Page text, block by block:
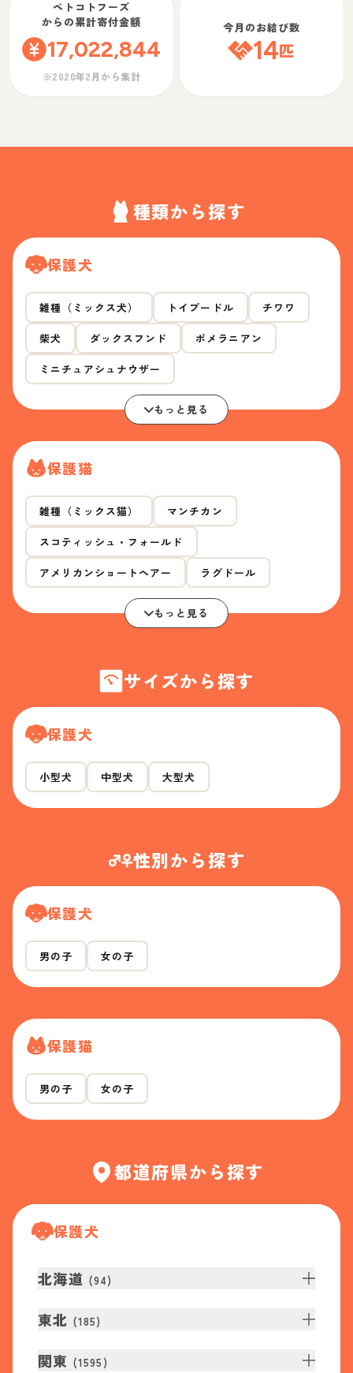
ペトコトフーズ
からの累計寄付金額
17,022,844
※2020年2月から集計
今月のお結び数
14匹
種類から探す
保護犬
雑種（ミックス犬） トイプードル チワワ
柴犬 ダックスフンド ポメラニアン
ミニチュアシュナウザー
もっと見る
保護猫
雑種（ミックス猫） マンチカン
スコティッシュ・フォールド
アメリカンショートヘアー ラグドール
もっと見る
サイズから探す
保護犬
小型犬 中型犬 大型犬
性別から探す
保護犬
男の子 女の子
保護猫
男の子 女の子
都道府県から探す
保護犬
北海道 (94)
東北 (185)
関東 (1595 )